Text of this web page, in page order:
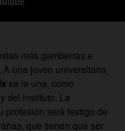
más gamberras e
una joven universitaria
se le une, como
del instituto. La
profesión será testigo de
que tienen que ser